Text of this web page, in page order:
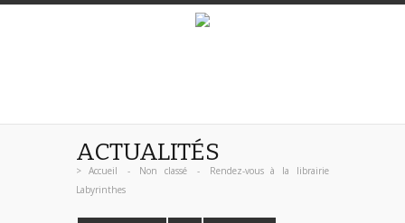
ACTUALITÉS
> Accueil - Non classé -
Rendez-vous à la librairie
Labyrinthes